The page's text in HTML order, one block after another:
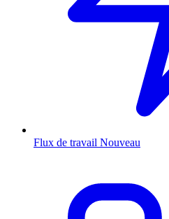
Flux de travail Nouveau